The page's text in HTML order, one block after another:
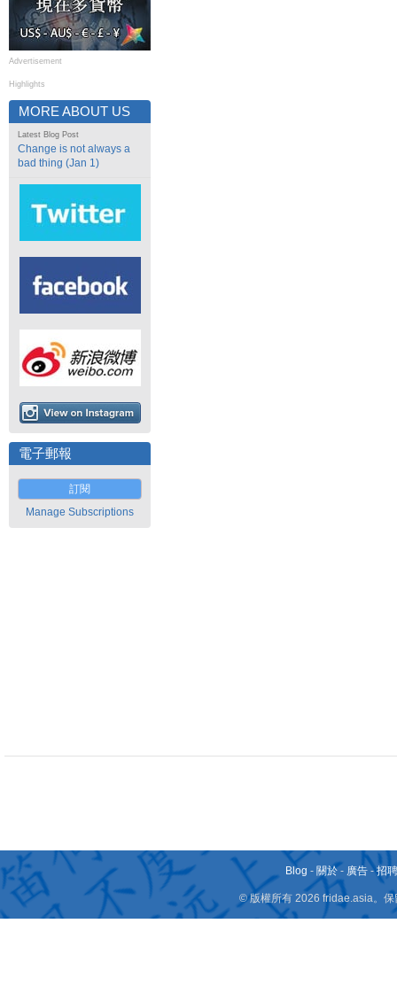
Advertisement
Highlights
MORE ABOUT US
Latest Blog Post
Change is not always a
bad thing (Jan 1)
電子郵報
訂閱
Manage Subscriptions
Blog - 關於 - 廣告 -招
© 版權所有 2026 fridae.asia。